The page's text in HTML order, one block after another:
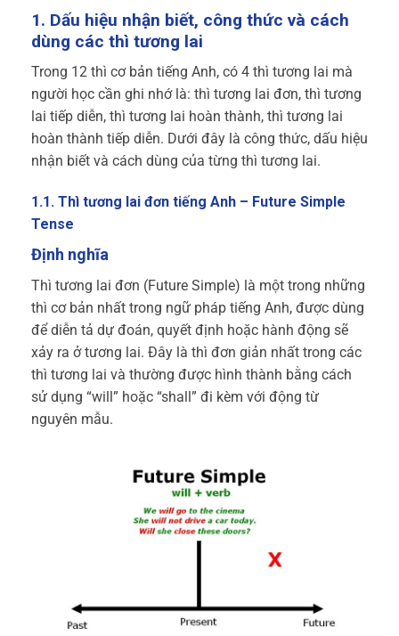
1. Dấu hiệu nhận biết, công thức và cách
dùng các thì tương lai
Trong 12 thì cơ bản tiếng Anh, có 4 thì tương lai mà
người học cần ghi nhớ là: thì tương lai đơn, thì tương
lai tiếp diễn, thì tương lai hoàn thành, thì tương lai
hoàn thành tiếp diễn. Dưới đây là công thức, dấu hiệu
nhận biết và cách dùng của từng thì tương lai.
1.1. Thì tương lai đơn tiếng Anh – Future Simple
Tense
Định nghĩa
Thì tương lai đơn (Future Simple) là một trong những
thì cơ bản nhất trong ngữ pháp tiếng Anh, được dùng
để diễn tả dự đoán, quyết định hoặc hành động sẽ
xảy ra ở tương lai. Đây là thì đơn giản nhất trong các
thì tương lai và thường được hình thành bằng cách
sử dụng “will” hoặc “shall” đi kèm với động từ
nguyên mẫu.